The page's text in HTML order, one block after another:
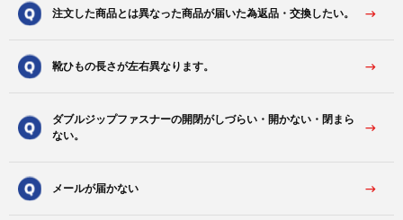
注文した商品とは異なった商品が届いた為返品・交換したい。
靴ひもの長さが左右異なります。
ダブルジップファスナーの開閉がしづらい・開かない・閉まら
ない。
メールが届かない